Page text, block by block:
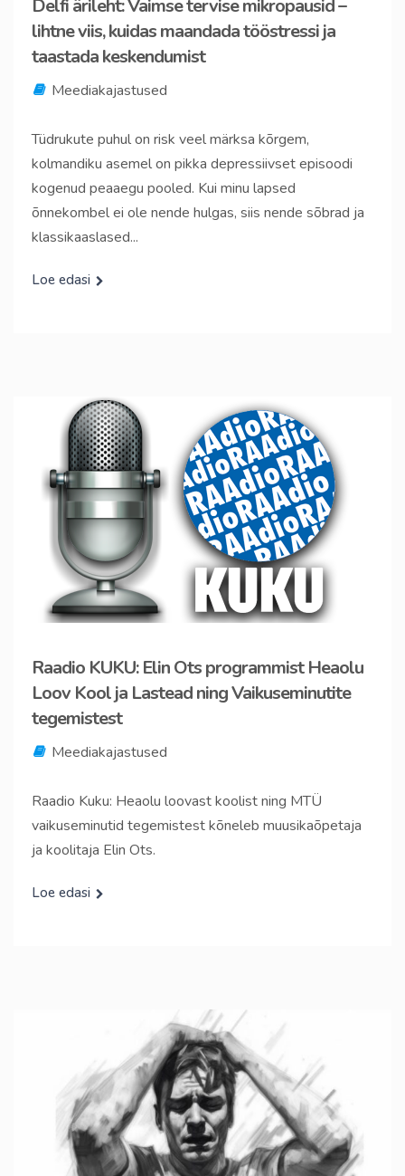
Delfi ärileht: Vaimse tervise mikropausid –
lihtne viis, kuidas maandada tööstressi ja
taastada keskendumist
Meediakajastused
Tüdrukute puhul on risk veel märksa kõrgem,
kolmandiku asemel on pikka depressiivset episoodi
kogenud peaaegu pooled. Kui minu lapsed
õnnekombel ei ole nende hulgas, siis nende sõbrad ja
klassikaaslased...
Loe edasi
Raadio KUKU: Elin Ots programmist Heaolu
Loov Kool ja Lastead ning Vaikuseminutite
tegemistest
Meediakajastused
Raadio Kuku: Heaolu loovast koolist ning MTÜ
vaikuseminutid tegemistest kõneleb muusikaõpetaja
ja koolitaja Elin Ots.
Loe edasi